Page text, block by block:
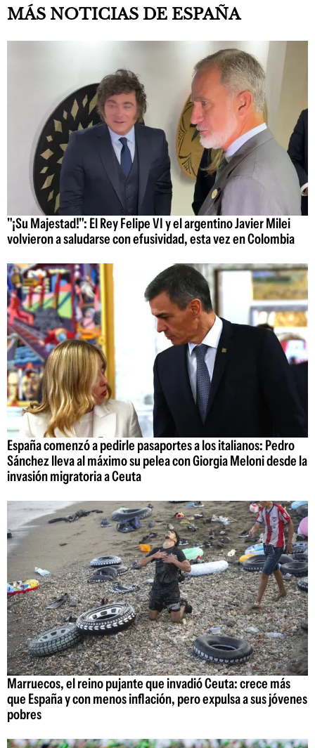
MÁS NOTICIAS DE ESPAÑA
"¡Su Majestad!": El Rey Felipe VI y el argentino Javier Milei
volvieron a saludarse con efusividad, esta vez en Colombia
España comenzó a pedirle pasaportes a los italianos: Pedro
Sánchez lleva al máximo su pelea con Giorgia Meloni desde la
invasión migratoria a Ceuta
Marruecos, el reino pujante que invadió Ceuta: crece más
que España y con menos inflación, pero expulsa a sus jóvenes
pobres